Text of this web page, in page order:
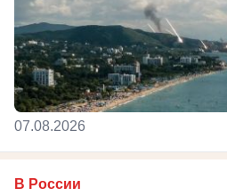
07.08.2026
В России